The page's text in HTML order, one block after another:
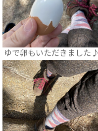
ゆで卵もいただきました♪